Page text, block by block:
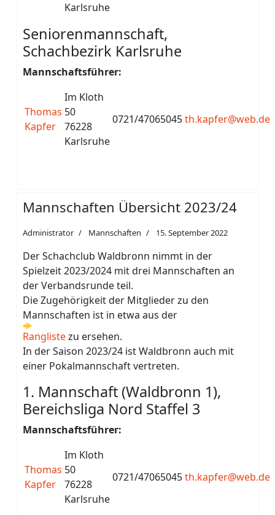
Karlsruhe
Seniorenmannschaft,
Schachbezirk Karlsruhe
Mannschaftsführer:
Thomas
Kapfer
Im Kloth
50
76228
Karlsruhe
0721/47065045th.kapfer@web.de
Mannschaften Übersicht 2023/24
Administrator Mannschaften 15. September 2022
Der Schachclub Waldbronn nimmt in der
Spielzeit 2023/2024 mit drei Mannschaften an
der Verbandsrunde teil.
Die Zugehörigkeit der Mitglieder zu den
Mannschaften ist in etwa aus der
Ranglistezu ersehen.
In der Saison 2023/24 ist Waldbronn auch mit
einer Pokalmannschaft vertreten.
1. Mannschaft (Waldbronn 1),
Bereichsliga Nord Staffel 3
Mannschaftsführer:
Thomas
Kapfer
Im Kloth
50
76228
Karlsruhe
0721/47065045th.kapfer@web.de